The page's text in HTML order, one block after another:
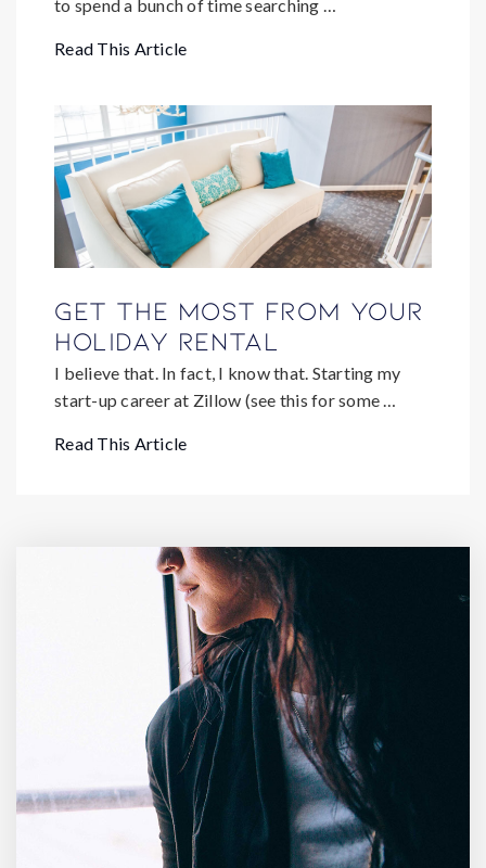
to spend a bunch of time searching …
Read This Article
Get the most from your
holiday rental
I believe that. In fact, I know that. Starting my
start-up career at Zillow (see this for some …
Read This Article